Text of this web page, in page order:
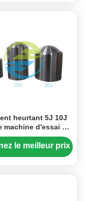
heurtant 5J 10J
machine d'essai de
IEC60068-2-75
le meilleur prix